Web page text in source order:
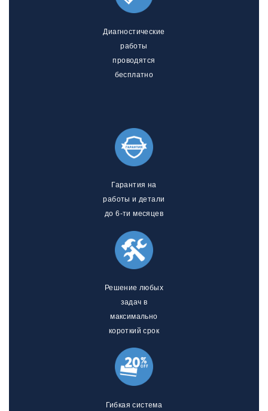
Диагностические
работы
проводятся
бесплатно
Гарантия на
работы и детали
до 6-ти месяцев
Решение любых
задач в
максимально
короткий срок
Гибкая система